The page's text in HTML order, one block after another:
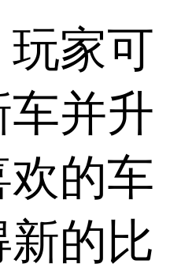
家可
车并升
的车
的比